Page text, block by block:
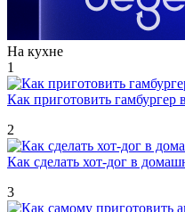
На кухне
1
Как приготовить гамбургер
2
Как сделать хот-дог в
3